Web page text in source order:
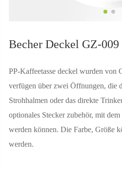
Becher Deckel GZ-009
PP-Kaffeetasse deckel wurden von
verfügen über zwei Öffnungen, die
Strohhalmen oder das direkte
optionales Stecker zubehör, mit
werden können. Die Farbe, Größe
werden.